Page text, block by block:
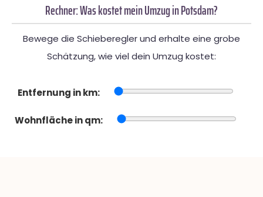
Rechner: Was kostet mein Umzug in Potsdam?
Bewege die Schieberegler und erhalte eine grobe
Schätzung, wie viel dein Umzug kostet:
Entfernung in km:
Wohnfläche in qm: